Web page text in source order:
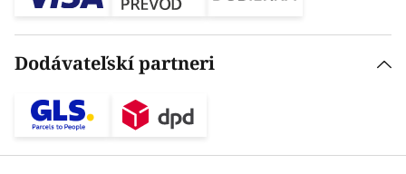
Dodávateľskí partneri